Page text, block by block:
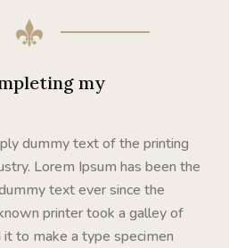
my
dummy text of the printing
Lorem Ipsum has been the
text ever since the
printer took a galley of
to make a type specimen